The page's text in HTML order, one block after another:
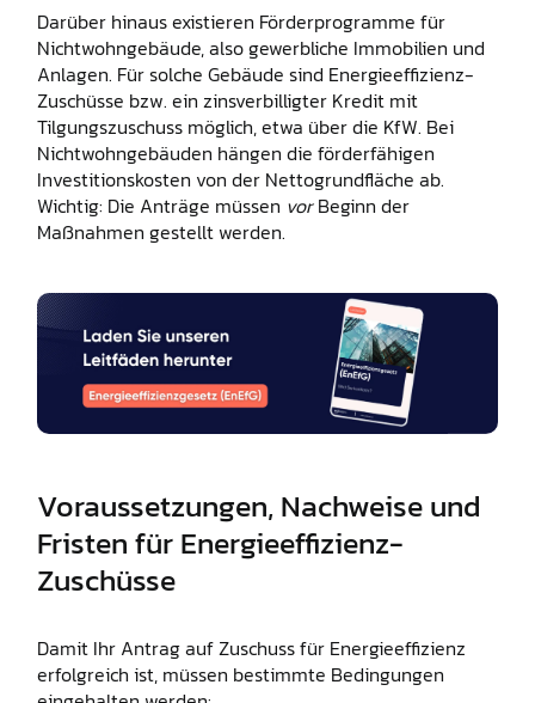
Darüber hinaus existieren Förderprogramme für
Nichtwohngebäude, also gewerbliche Immobilien und
Anlagen. Für solche Gebäude sind Energieeffizienz-
Zuschüsse bzw. ein zins­verbilligter Kredit mit
Tilgungszuschuss möglich, etwa über die KfW. Bei
Nichtwohngebäuden hängen die förderfähigen
Investitionskosten von der Nettogrundfläche ab.
Wichtig: Die Anträge müssen vorBeginn der
Maßnahmen gestellt werden.
Voraussetzungen, Nachweise und
Fristen für Energieeffizienz-
Zuschüsse
Damit Ihr Antrag auf Zuschuss für Energieeffizienz
erfolgreich ist, müssen bestimmte Bedingungen